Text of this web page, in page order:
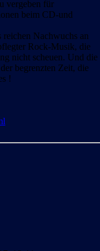
vergeben für
beim CD-und
Nachwuchs an
Rock-Musik, die
nicht scheuen. Und die
begrenzten Zeit, die
!